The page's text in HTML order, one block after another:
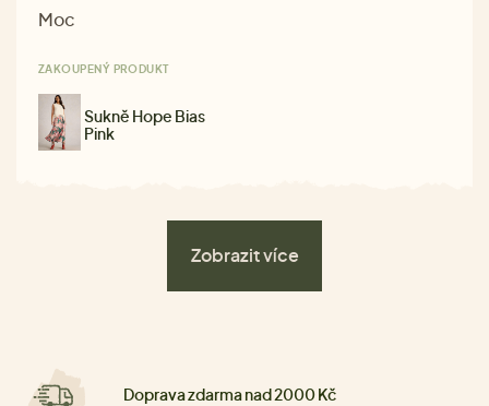
Moc
ZAKOUPENÝ PRODUKT
Sukně Hope Bias
Pink
Zobrazit více
Doprava zdarma nad 2000 Kč